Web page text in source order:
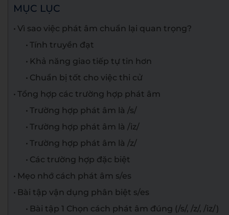
MỤC LỤC
Vì sao việc phát âm chuẩn lại quan trọng?
Tính truyền đạt
Khả năng giao tiếp tự tin hơn
Chuẩn bị tốt cho việc thi cử
Tổng hợp các trường hợp phát âm
Trường hợp phát âm là /s/
Trường hợp phát âm là /iz/
Trường hợp phát âm là /z/
Các trường hợp đặc biệt
Mẹo nhớ cách phát âm s/es
Bài tập vận dụng phân biệt s/es
Bài tập 1 Chọn cách phát âm đúng (/s/, /z/, /iz/)